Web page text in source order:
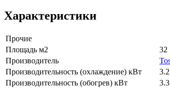
Характеристики
Прочие
Площадь м2
32
Производитель
Производительность (охлаждение) кВт
3.2
Производительность (обогрев) кВт
3.3